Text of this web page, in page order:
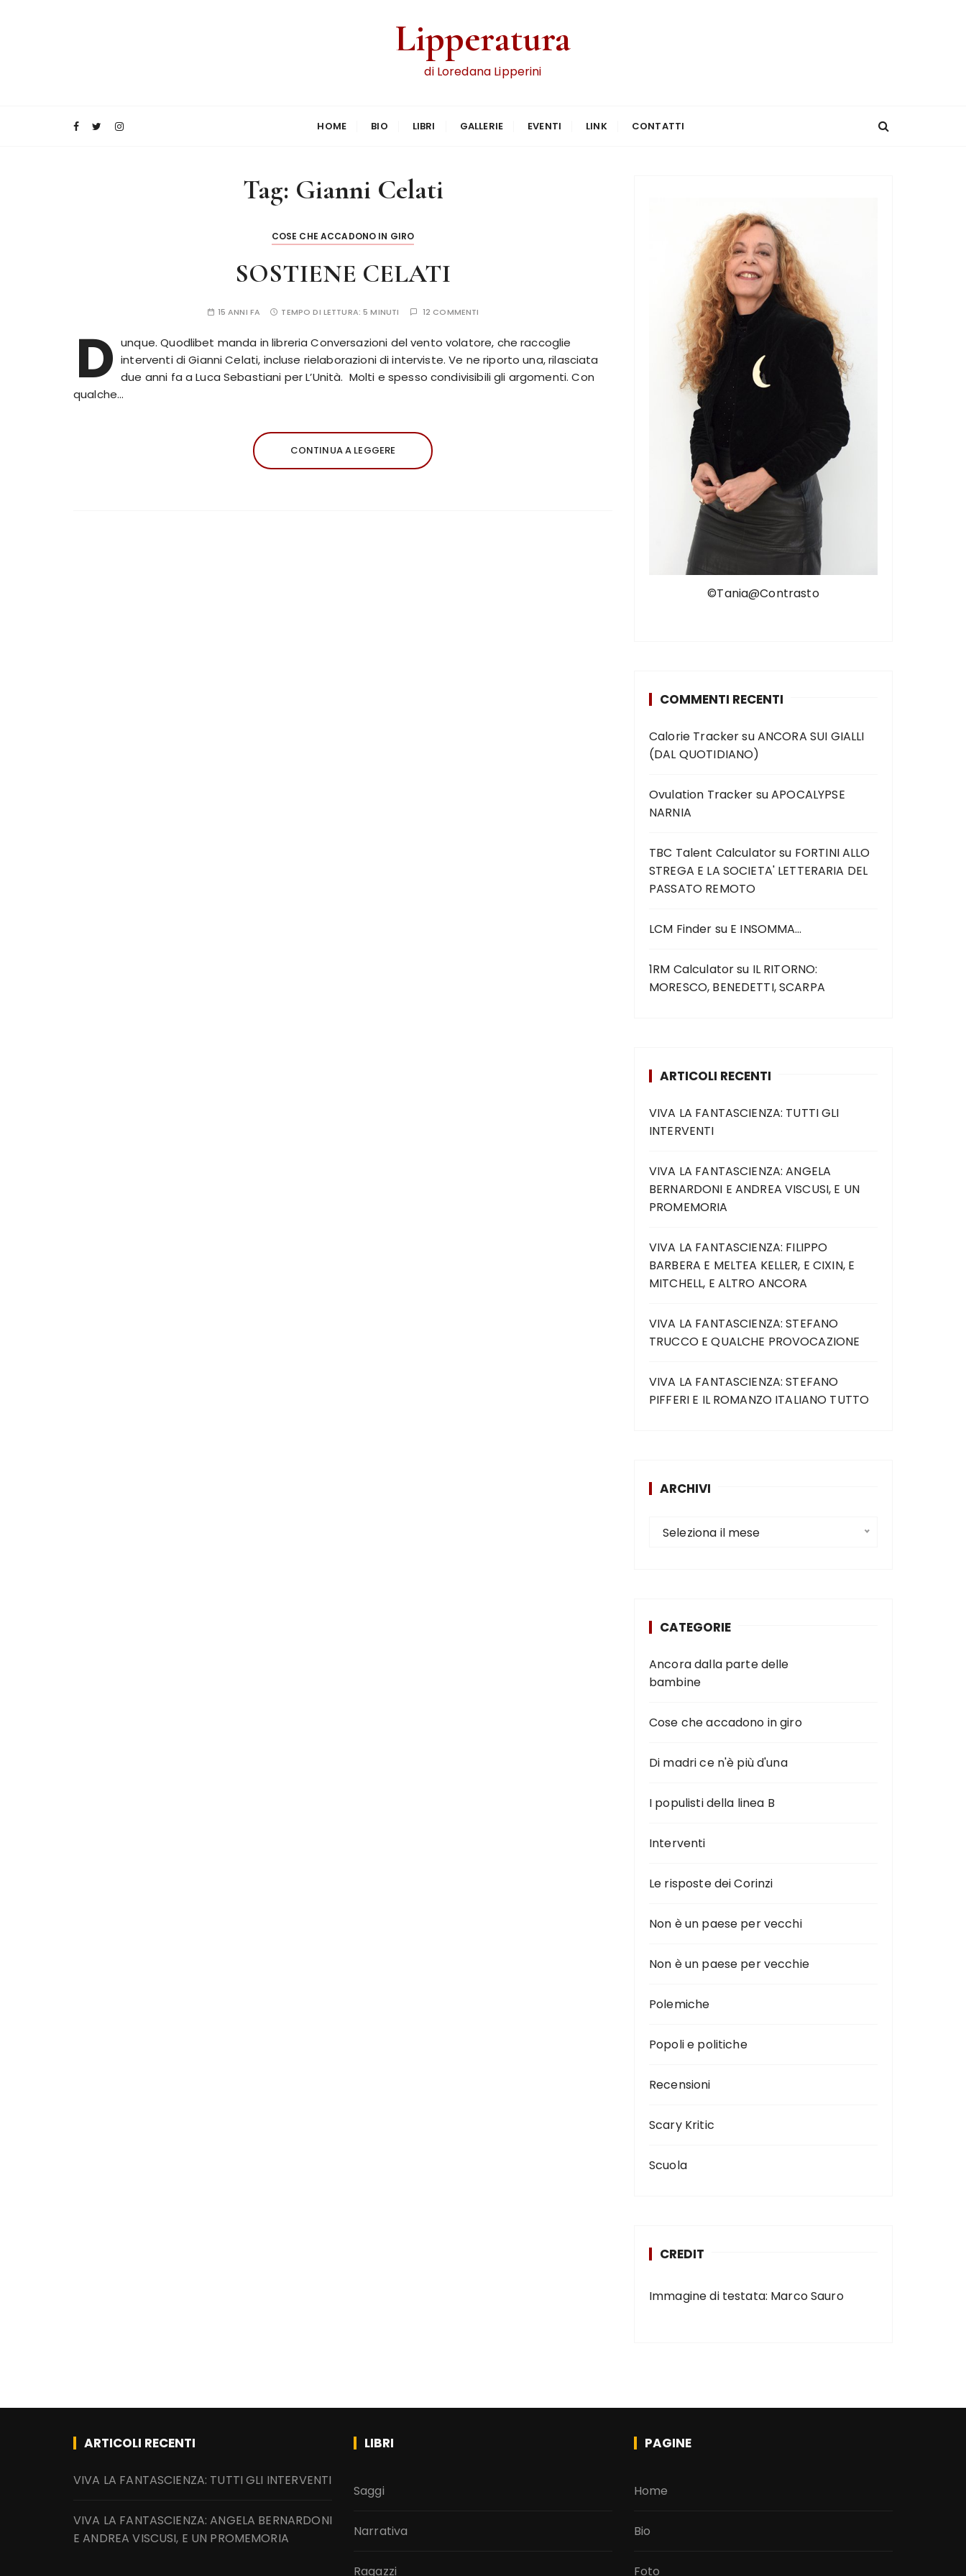
Lipperatura
di Loredana Lipperini
HOME BIO LIBRI GALLERIE EVENTI LINK CONTATTI
Tag: Gianni Celati
COSE CHE ACCADONO IN GIRO
SOSTIENE CELATI
15 ANNI FA TEMPO DI LETTURA:5 MINUTI 12 COMMENTI
D unque. Quodlibet manda in libreria Conversazioni del vento volatore, che raccoglie
interventi di Gianni Celati, incluse rielaborazioni di interviste. Ve ne riporto una, rilasciata
due anni fa a Luca Sebastiani per L’Unità. Molti e spesso condivisibili gli argomenti. Con
qualche…
CONTINUA A LEGGERE
©Tania@Contrasto
COMMENTI RECENTI
Calorie TrackersuANCORA SUI GIALLI
(DAL QUOTIDIANO)
Ovulation Tracker suAPOCALYPSE
NARNIA
TBC Talent Calculatorsu FORTINI ALLO
STREGA E LA SOCIETA' LETTERARIA DEL
PASSATO REMOTO
LCM Finder su E INSOMMA…
1RM Calculatorsu IL RITORNO:
MORESCO, BENEDETTI, SCARPA
ARTICOLI RECENTI
VIVA LA FANTASCIENZA: TUTTI GLI
INTERVENTI
VIVA LA FANTASCIENZA: ANGELA
BERNARDONI E ANDREA VISCUSI, E UN
PROMEMORIA
VIVA LA FANTASCIENZA: FILIPPO
BARBERA E MELTEA KELLER, E CIXIN, E
MITCHELL, E ALTRO ANCORA
VIVA LA FANTASCIENZA: STEFANO
TRUCCO E QUALCHE PROVOCAZIONE
VIVA LA FANTASCIENZA: STEFANO
PIFFERI E IL ROMANZO ITALIANO TUTTO
ARCHIVI
Seleziona il mese
CATEGORIE
Ancora dalla parte delle
bambine
Cose che accadono in giro
Di madri ce n'è più d'una
I populisti della linea B
Interventi
Le risposte dei Corinzi
Non è un paese per vecchi
Non è un paese per vecchie
Polemiche
Popoli e politiche
Recensioni
Scary Kritic
Scuola
CREDIT
Immagine di testata: Marco Sauro
ARTICOLI RECENTI
VIVA LA FANTASCIENZA: TUTTI GLI INTERVENTI
VIVA LA FANTASCIENZA: ANGELA BERNARDONI
E ANDREA VISCUSI, E UN PROMEMORIA
LIBRI
Saggi
Narrativa
Ragazzi
PAGINE
Home
Bio
Foto